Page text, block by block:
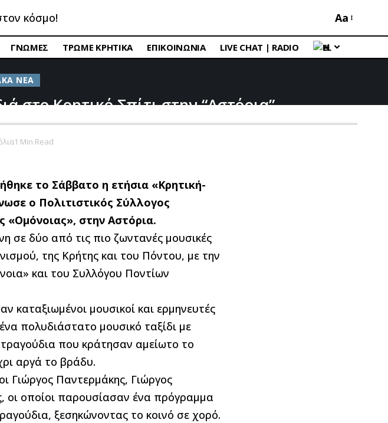
Aa
ΓΝΩΜΕΣ ΤΡΩΜΕ ΚΡΗΤΙΚΑ ΕΠΙΚΟΙΝΩΝΙΑ LIVE CHAT | RADIO EL
ΝΕΑ
στο Κρητικό Σπίτι στην “Αστόρια”
1 Min Read
το Σάββατο η ετήσια «Κρητική-
ο Πολιτιστικός Σύλλογος
«Ομόνοιας», στην Αστόρια.
σε δύο από τις πιο ζωντανές μουσικές
της Κρήτης και του Πόντου, με την
και του Συλλόγου Ποντίων
καταξιωμένοι μουσικοί και ερμηνευτές
πολυδιάστατο μουσικό ταξίδι με
που κράτησαν αμείωτο το
αργά το βράδυ.
Γιώργος Παντερμάκης, Γιώργος
οι οποίοι παρουσίασαν ένα πρόγραμμα
ξεσηκώνοντας το κοινό σε χορό.